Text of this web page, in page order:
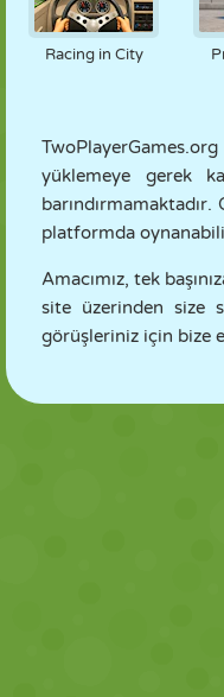
Racing in City
yüklemeye gerek
barındırmamaktadır.
platformda
Amacımız, tek
site üzerinden size
görüşleriniz için bize